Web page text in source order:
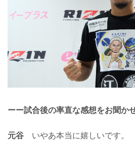
ーー試合後の率直な感想をお聞か
元谷 いやあ本当に嬉しいです。